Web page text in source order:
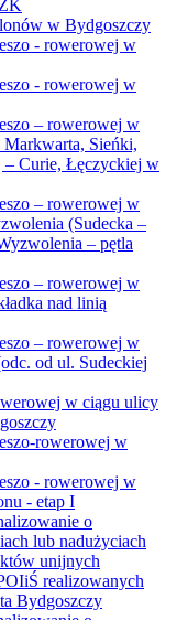
w Bydgoszczy
- rowerowej w
- rowerowej w
– rowerowej w
Sieńki,
– Curie, Łęczyckiej w
– rowerowej w
(Sudecka –
– pętla
– rowerowej w
nad linią
– rowerowej w
od ul. Sudeckiej
w ciągu ulicy
rowerowej w
- rowerowej w
- etap I
o
lub nadużyciach
unijnych
realizowanych
Bydgoszczy